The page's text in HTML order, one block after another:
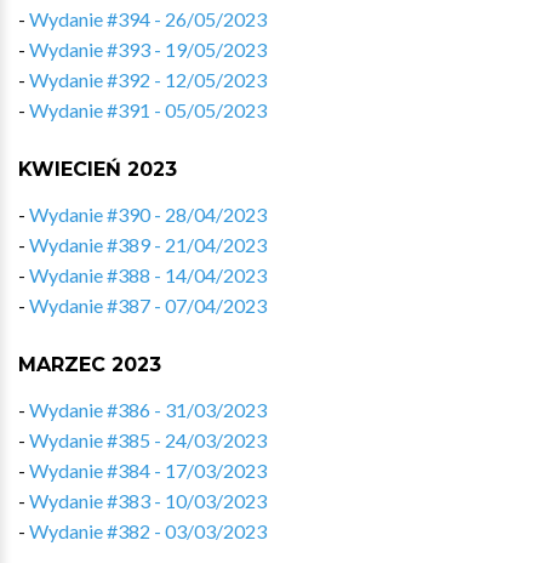
- Wydanie #394 - 26/05/2023
- Wydanie #393 - 19/05/2023
- Wydanie #392 - 12/05/2023
- Wydanie #391 - 05/05/2023
KWIECIEŃ 2023
- Wydanie #390 - 28/04/2023
- Wydanie #389 - 21/04/2023
- Wydanie #388 - 14/04/2023
- Wydanie #387 - 07/04/2023
MARZEC 2023
- Wydanie #386 - 31/03/2023
- Wydanie #385 - 24/03/2023
- Wydanie #384 - 17/03/2023
- Wydanie #383 - 10/03/2023
- Wydanie #382 - 03/03/2023